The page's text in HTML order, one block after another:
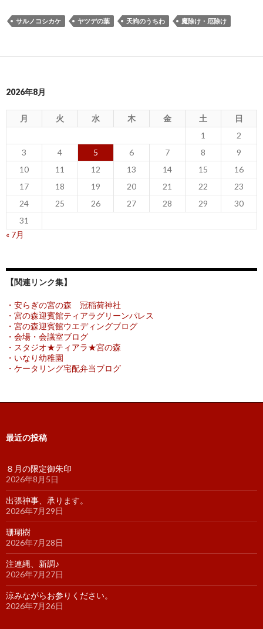
サルノコシカケ ヤツデの葉 天狗のうちわ 魔除け・厄除け
2026年8月
月 火 水 木 金 土
日
1
2
3
4 5 6 7 8
9
10
11 12 13 14 15
16
17
18 19 20 21 22
23
24
25 26 27 28 29
30
31
« 7月
【関連リンク集】
・安らぎの宮の森 冠稲荷神社
・宮の森迎賓館ティアラグリーンパレス
・宮の森迎賓館ウエディングブログ
・会場・会議室ブログ
・スタジオ★ティアラ★宮の森
・いなり幼稚園
・ケータリング宅配弁当ブログ
最近の投稿
８月の限定御朱印
2026年8月5日
出張神事、承ります。
2026年7月29日
珊瑚樹
2026年7月28日
注連縄、新調♪
2026年7月27日
涼みながらお参りください。
2026年7月26日